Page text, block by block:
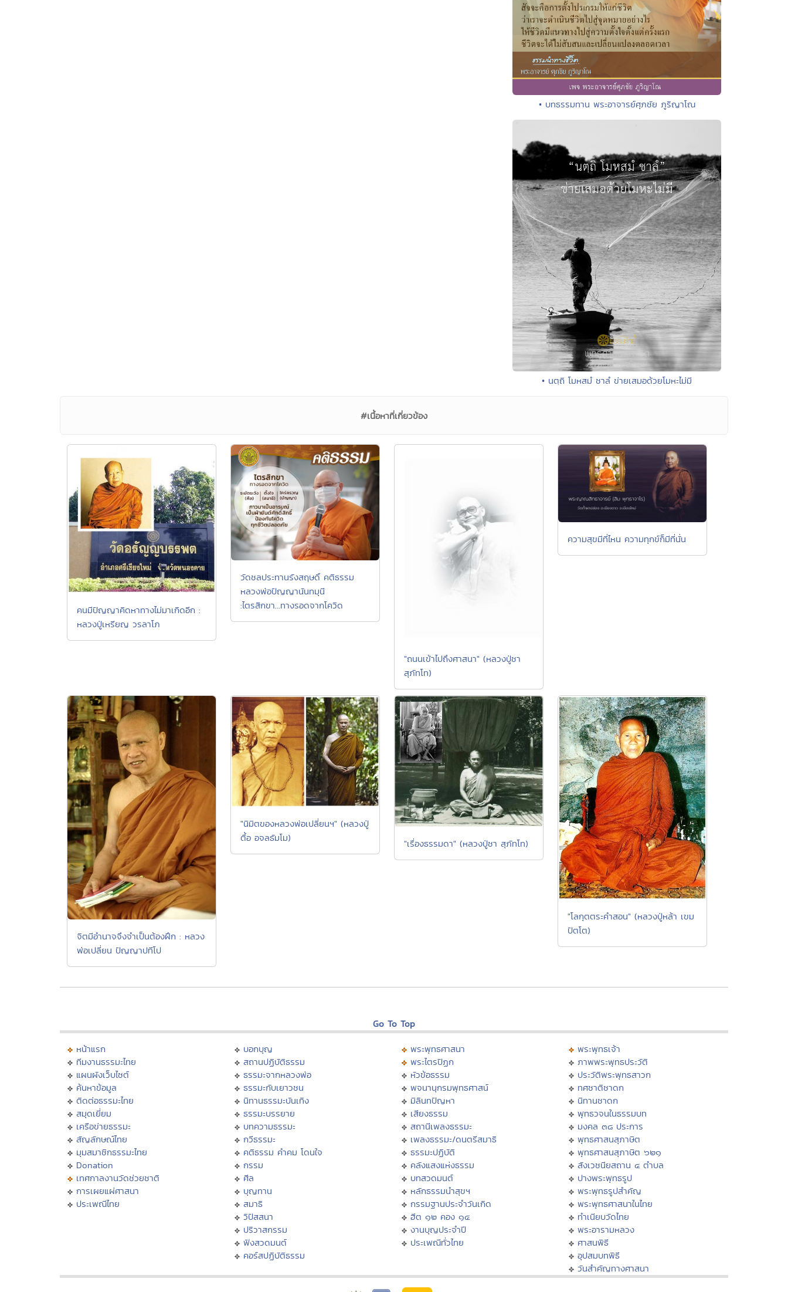
• บทธรรมทาน พระอาจารย์ศุภชัย ภูริญาโณ
• นตฺถิ โมหสมํ ชาลํ ข่ายเสมอด้วยโมหะไม่มี
#เนื้อหาที่เกี่ยวข้อง
คนมีปัญญาคิดหาทางไม่มาเกิดอีก :
หลวงปู่เหรียญ วรลาโภ
วัดชลประทานรังสฤษดิ์ คติธรรม
หลวงพ่อปัญญานันทมุนี
:ไตรสิกขา...ทางรอดจากโควิด
"ถนนเข้าไปถึงศาสนา" (หลวงปู่ชา
สุภัทโท)
ความสุขมีที่ไหน ความทุกข์ก็มีที่นั่น
จิตมีอำนาจจึงจำเป็นต้องฝึก : หลวง
พ่อเปลี่ยน ปัญญาปทีโป
"นิมิตของหลวงพ่อเปลี่ยนฯ" (หลวงปู่
ตื้อ อจลธัมโม)
"เรื่องธรรมดา" (หลวงปู่ชา สุภัทโท)
"โลกุตตระคำสอน" (หลวงปู่หล้า เขม
ปัตโต)
Go To Top
หน้าแรก
ทีมงานธรรมะไทย
แผนผังเว็บไซต์
ค้นหาข้อมูล
ติดต่อธรรมะไทย
สมุดเยี่ยม
เครือข่ายธรรมะ
สัญลักษณ์ไทย
มุมสมาชิกธรรมะไทย
Donation
เทศกาลงานวัดช่วยชาติ
การเผยแผ่ศาสนา
ประเพณีไทย
บอกบุญ
สถานปฏิบัติธรรม
ธรรมะจากหลวงพ่อ
ธรรมะกับเยาวชน
นิทานธรรมะบันเทิง
ธรรมะบรรยาย
บทความธรรมะ
กวีธรรมะ
คติธรรม คำคม โดนใจ
กรรม
ศีล
บุญทาน
สมาธิ
วิปัสสนา
ปริวาสกรรม
ฟังสวดมนต์
คอร์สปฏิบัติธรรม
พระพุทธศาสนา
พระไตรปิฏก
หัวข้อธรรม
พจนานุกรมพุทธศาสน์
มิลินทปัญหา
เสียงธรรม
สถานีเพลงธรรมะ
เพลงธรรมะ/ดนตรีสมาธิ
ธรรมะปฏิบัติ
คลังแสงแห่งธรรม
บทสวดมนต์
หลักธรรมนำสุขฯ
กรรมฐานประจำวันเกิด
ฮีต ๑๒ คอง ๑๔
งานบุญประจำปี
ประเพณีทั่วไทย
พระพุทธเจ้า
ภาพพระพุทธประวัติ
ประวัติพระพุทธสาวก
ทศชาติชาดก
นิทานชาดก
พุทธวจนในธรรมบท
มงคล ๓๘ ประการ
พุทธศาสนสุภาษิต
พุทธศาสนสุภาษิต ๖๒๑
สังเวชนียสถาน ๔ ตำบล
ปางพระพุทธรูป
พระพุทธรูปสำคัญ
พระพุทธศาสนาในไทย
ทำเนียบวัดไทย
พระอารามหลวง
ศาสนพิธี
อุปสมบทพิธี
วันสำคัญทางศาสนา